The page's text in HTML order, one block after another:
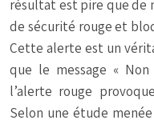
résultat est pire que de
de sécurité rouge et
Cette alerte est un
que le message «
l’alerte rouge
Selon une étude